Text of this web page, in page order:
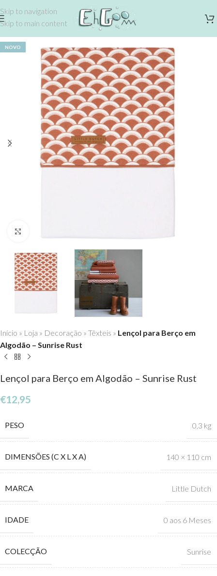
Skip to navigation
Skip to main content
NOVO
Início » Loja » Decoração » Têxteis » Lençol para Berço em
Algodão – Sunrise Rust
Lençol para Berço em Algodão – Sunrise Rust
€12,95
PESO 0,3 kg
DIMENSÕES (C X L X A) 140 × 110 cm
MARCA Little Dutch
IDADE 0 aos 6 Meses
COLECÇÃO Sunrise